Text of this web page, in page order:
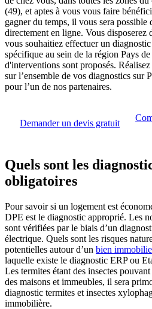
(49), et aptes à vous vous faire
gagner du temps, il vous sera
directement en ligne. Vous disposerez
vous souhaitiez effectuer un
spécifique au sein de la région Pays
d'interventions sont proposés.
sur l’ensemble de vos diagnostics sur
pour l’un de nos partenaires.
Demander un devis gratuit
Quels sont les
obligatoires
Pour savoir si un logement est
DPE est le diagnostic approprié. Les
sont vérifiées par le biais d’un
électrique. Quels sont les risques
potentielles autour d’un bien
laquelle existe le diagnostic ERP ou
Les termites étant des insectes
des maisons et immeubles, il sera
diagnostic termites et insectes
immobilière.